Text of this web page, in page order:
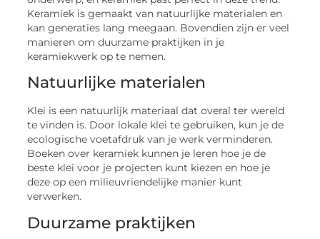
Keramiek is gemaakt van natuurlijke materialen en
kan generaties lang meegaan. Bovendien zijn er veel
manieren om duurzame praktijken in je
keramiekwerk op te nemen.
Natuurlijke materialen
Klei is een natuurlijk materiaal dat overal ter wereld
te vinden is. Door lokale klei te gebruiken, kun je de
ecologische voetafdruk van je werk verminderen.
Boeken over keramiek kunnen je leren hoe je de
beste klei voor je projecten kunt kiezen en hoe je
deze op een milieuvriendelijke manier kunt
verwerken.
Duurzame praktijken